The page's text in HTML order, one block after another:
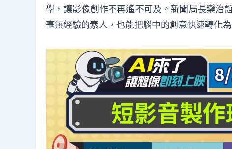
學，讓影像創作不再遙不可及。新聞局長欒治
毫無經驗的素人，也能把腦中的創意快速轉化